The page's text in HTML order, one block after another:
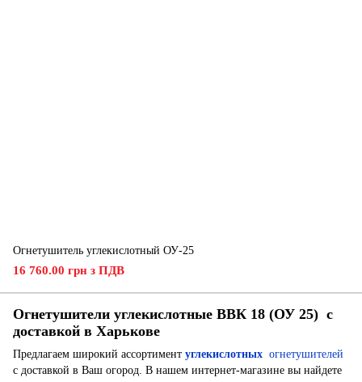
Огнетушитель углекислотный ОУ-25
16 760.00 грн з ПДВ
Огнетушители углекислотные ВВК 18 (ОУ 25) с
доставкой в ​​Харькове
Предлагаем широкий ассортимент углекислотных огнетушителей
с доставкой в ​​Ваш огород. В нашем интернет-магазине вы найдете